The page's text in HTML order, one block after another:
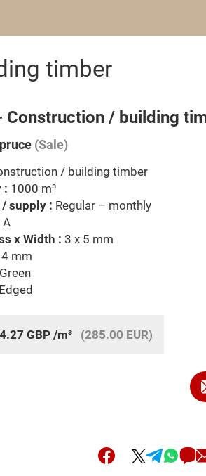
timber
Construction / building
(Sale)
/ building timber
: 1000 m³
/ supply : Regular – monthly
A
x Width : 3 x 5 mm
4 mm
Green
Edged
GBP /m³ (285.00 EUR)